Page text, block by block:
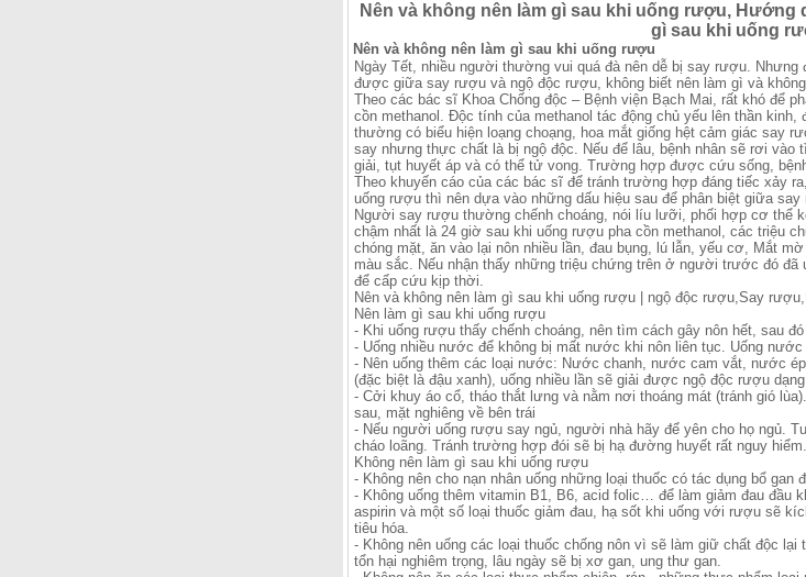
Nên và không nên làm gì sau khi uống rượu, Hướng
gì sau khi uống
Nên và không nên làm gì sau khi uống rượu
Ngày Tết, nhiều người thường vui quá đà nên dễ bị say rượu. Nhưng
được giữa say rượu và ngộ độc rượu, không biết nên làm gì và
Theo các bác sĩ Khoa Chống độc – Bệnh viện Bạch Mai, rất khó để
cồn methanol. Độc tính của methanol tác động chủ yếu lên thần
thường có biểu hiện loạng choạng, hoa mắt giống hệt cảm giác say
say nhưng thực chất là bị ngộ độc. Nếu để lâu, bệnh nhân sẽ rơi vào
giải, tụt huyết áp và có thể tử vong. Trường hợp được cứu sống,
Theo khuyến cáo của các bác sĩ để tránh trường hợp đáng tiếc xảy
uống rượu thì nên dựa vào những dấu hiệu sau để phân biệt giữa
Người say rượu thường chếnh choáng, nói líu lưỡi, phối hợp cơ thể
chậm nhất là 24 giờ sau khi uống rượu pha cồn methanol, các triệu
chóng mặt, ăn vào lại nôn nhiều lần, đau bụng, lú lẫn, yếu cơ, Mắt
màu sắc. Nếu nhận thấy những triệu chứng trên ở người trước đó
để cấp cứu kịp thời.
Nên và không nên làm gì sau khi uống rượu | ngộ độc rượu,Say
Nên làm gì sau khi uống rượu
- Khi uống rượu thấy chếnh choáng, nên tìm cách gây nôn hết, sau
- Uống nhiều nước để không bị mất nước khi nôn liên tục. Uống
- Nên uống thêm các loại nước: Nước chanh, nước cam vắt, nước
(đặc biệt là đậu xanh), uống nhiều lần sẽ giải được ngộ độc rượu
- Cởi khuy áo cổ, tháo thắt lưng và nằm nơi thoáng mát (tránh gió
sau, mặt nghiêng về bên trái
- Nếu người uống rượu say ngủ, người nhà hãy để yên cho họ ngủ.
cháo loãng. Tránh trường hợp đói sẽ bị hạ đường huyết rất nguy hiểm.
Không nên làm gì sau khi uống rượu
- Không nên cho nạn nhân uống những loại thuốc có tác dụng bổ gan
- Không uống thêm vitamin B1, B6, acid folic… để làm giảm đau đầu
aspirin và một số loại thuốc giảm đau, hạ sốt khi uống với rượu sẽ
tiêu hóa.
- Không nên uống các loại thuốc chống nôn vì sẽ làm giữ chất độc
tổn hại nghiêm trọng, lâu ngày sẽ bị xơ gan, ung thư gan.